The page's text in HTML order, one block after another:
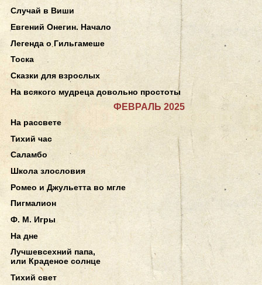
Случай в Виши
Евгений Онегин. Начало
Легенда о Гильгамеше
Тоска
Сказки для взрослых
На всякого мудреца довольно простоты
ФЕВРАЛЬ 2025
На рассвете
Тихий час
Саламбо
Школа злословия
Ромео и Джульетта во мгле
Пигмалион
Ф. М. Игры
На дне
Лучшевсехний папа,
или Краденое солнце
Тихий свет